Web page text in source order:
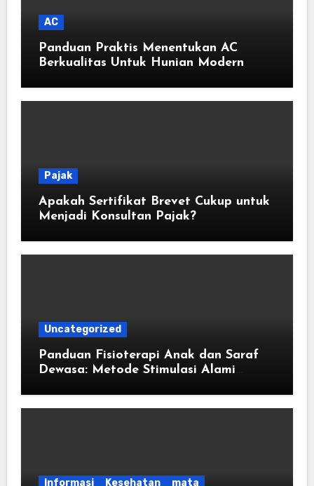
AC
Panduan Praktis Menentukan AC
Berkualitas Untuk Hunian Modern
Pajak
Apakah Sertifikat Brevet Cukup untuk
Menjadi Konsultan Pajak?
Uncategorized
Panduan Fisioterapi Anak dan Saraf
Dewasa: Metode Stimulasi Alami
Informasi Kesehatan mata